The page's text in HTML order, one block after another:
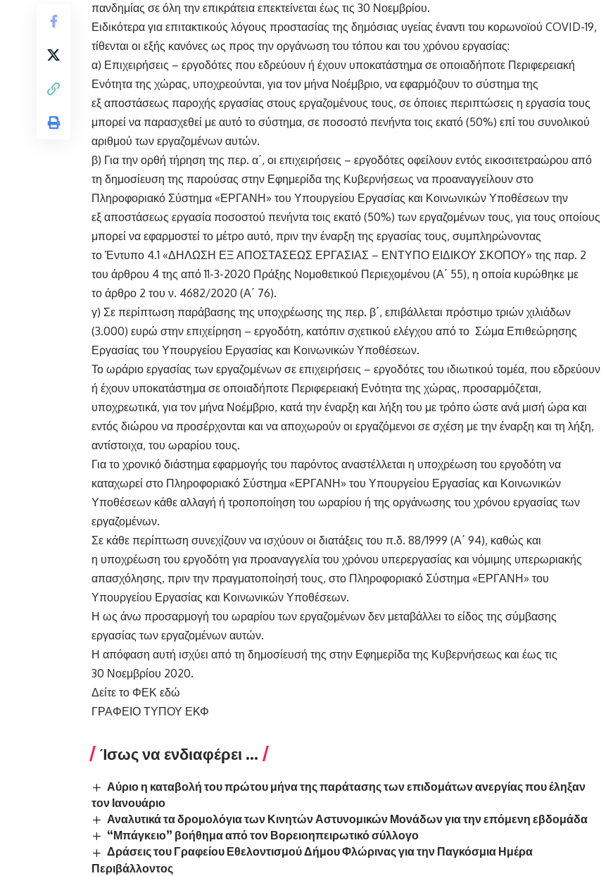
πανδημίας σε όλη την επικράτεια επεκτείνεται έως τις 30 Νοεμβρίου.
Ειδικότερα για επιτακτικούς λόγους προστασίας της δημόσιας υγείας έναντι του κορωνοϊού COVID-19,
τίθενται οι εξής κανόνες ως προς την οργάνωση του τόπου και του χρόνου εργασίας:
α) Επιχειρήσεις – εργοδότες που εδρεύουν ή έχουν υποκατάστημα σε οποιαδήποτε Περιφερειακή
Ενότητα της χώρας, υποχρεούνται, για τον μήνα Νοέμβριο, να εφαρμόζουν το σύστημα της
εξ αποστάσεως παροχής εργασίας στους εργαζομένους τους, σε όποιες περιπτώσεις η εργασία τους
μπορεί να παρασχεθεί με αυτό το σύστημα, σε ποσοστό πενήντα τοις εκατό (50%) επί του συνολικού
αριθμού των εργαζομένων αυτών.
β) Για την ορθή τήρηση της περ. α΄, οι επιχειρήσεις – εργοδότες οφείλουν εντός εικοσιτετραώρου από
τη δημοσίευση της παρούσας στην Εφημερίδα της Κυβερνήσεως να προαναγγείλουν στο
Πληροφοριακό Σύστημα «ΕΡΓΑΝΗ» του Υπουργείου Εργασίας και Κοινωνικών Υποθέσεων την
εξ αποστάσεως εργασία ποσοστού πενήντα τοις εκατό (50%) των εργαζομένων τους, για τους οποίους
μπορεί να εφαρμοστεί το μέτρο αυτό, πριν την έναρξη της εργασίας τους, συμπληρώνοντας
το Έντυπο 4.1 «ΔΗΛΩΣΗ ΕΞ ΑΠΟΣΤΑΣΕΩΣ ΕΡΓΑΣΙΑΣ – ΕΝΤΥΠΟ ΕΙΔΙΚΟΥ ΣΚΟΠΟΥ» της παρ. 2
του άρθρου 4 της από 11-3-2020 Πράξης Νομοθετικού Περιεχομένου (Α΄ 55), η οποία κυρώθηκε με
το άρθρο 2 του ν. 4682/2020 (Α΄ 76).
γ) Σε περίπτωση παράβασης της υποχρέωσης της περ. β΄, επιβάλλεται πρόστιμο τριών χιλιάδων
(3.000) ευρώ στην επιχείρηση – εργοδότη, κατόπιν σχετικού ελέγχου από το Σώμα Επιθεώρησης
Εργασίας του Υπουργείου Εργασίας και Κοινωνικών Υποθέσεων.
Το ωράριο εργασίας των εργαζομένων σε επιχειρήσεις – εργοδότες του ιδιωτικού τομέα, που εδρεύουν
ή έχουν υποκατάστημα σε οποιαδήποτε Περιφερειακή Ενότητα της χώρας, προσαρμόζεται,
υποχρεωτικά, για τον μήνα Νοέμβριο, κατά την έναρξη και λήξη του με τρόπο ώστε ανά μισή ώρα και
εντός διώρου να προσέρχονται και να αποχωρούν οι εργαζόμενοι σε σχέση με την έναρξη και τη λήξη,
αντίστοιχα, του ωραρίου τους.
Για το χρονικό διάστημα εφαρμογής του παρόντος αναστέλλεται η υποχρέωση του εργοδότη να
καταχωρεί στο Πληροφοριακό Σύστημα «ΕΡΓΑΝΗ» του Υπουργείου Εργασίας και Κοινωνικών
Υποθέσεων κάθε αλλαγή ή τροποποίηση του ωραρίου ή της οργάνωσης του χρόνου εργασίας των
εργαζομένων.
Σε κάθε περίπτωση συνεχίζουν να ισχύουν οι διατάξεις του π.δ. 88/1999 (Α΄ 94), καθώς και
η υποχρέωση του εργοδότη για προαναγγελία του χρόνου υπερεργασίας και νόμιμης υπερωριακής
απασχόλησης, πριν την πραγματοποίησή τους, στο Πληροφοριακό Σύστημα «ΕΡΓΑΝΗ» του
Υπουργείου Εργασίας και Κοινωνικών Υποθέσεων.
Η ως άνω προσαρμογή του ωραρίου των εργαζομένων δεν μεταβάλλει το είδος της σύμβασης
εργασίας των εργαζομένων αυτών.
Η απόφαση αυτή ισχύει από τη δημοσίευσή της στην Εφημερίδα της Κυβερνήσεως και έως τις
30 Νοεμβρίου 2020.
Δείτε το ΦΕΚ εδώ
ΓΡΑΦΕΙΟ ΤΥΠΟΥ ΕΚΦ
Ίσως να ενδιαφέρει ...
Αύριο η καταβολή του πρώτου μήνα της παράτασης των επιδομάτων ανεργίας που έληξαν
τον Ιανουάριο
Αναλυτικά τα δρομολόγια των Κινητών Αστυνομικών Μονάδων για την επόμενη εβδομάδα
“Μπάγκειο” βοήθημα από τον Βορειοηπειρωτικό σύλλογο
Δράσεις του Γραφείου Εθελοντισμού Δήμου Φλώρινας για την Παγκόσμια Ημέρα
Περιβάλλοντος